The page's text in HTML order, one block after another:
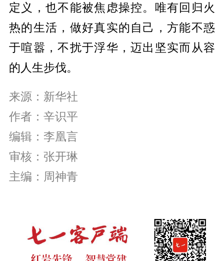
定义，也不能被焦虑操控。唯有回归火
热的生活，做好真实的自己，方能不惑
于喧嚣，不扰于浮华，迈出坚实而从容
的人生步伐。
来源：新华社
作者：辛识平
编辑：李凰言
审核：张开琳
主编：周神青